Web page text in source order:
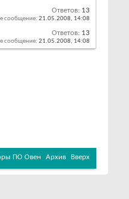
Ответов: 13
сообщение: 21.05.2008, 14:08
Ответов: 13
сообщение: 21.05.2008, 14:08
ПО Овен Архив Вверх